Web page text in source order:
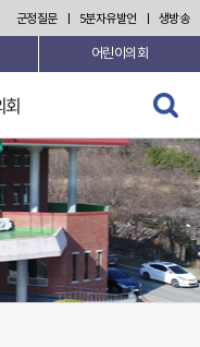
어린이의회
군정질문 5분자유발언 생방송
회
검색 열
기